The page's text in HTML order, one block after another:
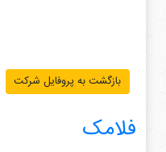
بازگشت به پروفایل شرکت
فلامک